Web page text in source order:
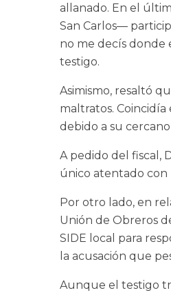
allanado. En el
San Carlos—
no me decís donde
testigo.
Asimismo, resaltó
maltratos.
debido a su
A pedido del fiscal,
único atentado con
Por otro lado, en
Unión de Obreros
SIDE local para
la acusación que
Aunque el testigo